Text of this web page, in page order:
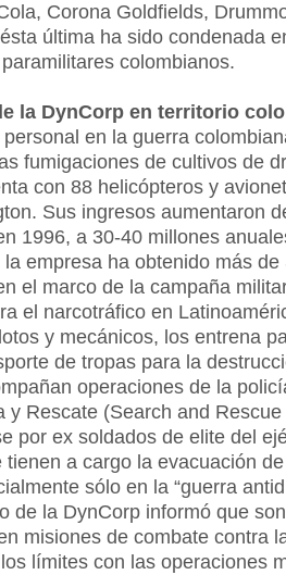
Corona Goldfields,
última ha sido condenada
colombianos.
la DynCorp en territorio
en la guerra
fumigaciones de cultivos de
con 88 helicópteros y
Sus ingresos aumentaron
1996, a 30-40 millones
la empresa ha obtenido más de
el marco de la campaña
el narcotráfico en
y mecánicos, los entrena
de tropas para la
operaciones de la
y Rescate (Search and Rescue
por ex soldados de elite del
a cargo la evacuación
sólo en la “guerra
de la DynCorp informó que son
misiones de combate contra
límites con las operaciones